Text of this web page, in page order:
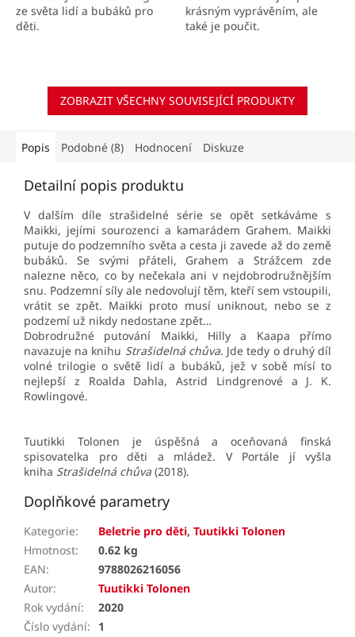
ze světa lidí a bubáků pro
děti.
krásným vyprávěním, ale
také je poučit.
ZOBRAZIT VŠECHNY SOUVISEJÍCÍ PRODUKTY
Popis Podobné (8) Hodnocení Diskuze
Detailní popis produktu
V dalším díle strašidelné série se opět setkáváme s
Maikki, jejími sourozenci a kamarádem Grahem. Maikki
putuje do podzemního světa a cesta ji zavede až do země
bubáků. Se svými přáteli, Grahem a Strážcem zde
nalezne něco, co by nečekala ani v nejdobrodružnějším
snu. Podzemní síly ale nedovolují těm, kteří sem vstoupili,
vrátit se zpět. Maikki proto musí uniknout, nebo se z
podzemí už nikdy nedostane zpět…
Dobrodružné putování Maikki, Hilly a Kaapa přímo
navazuje na knihu Strašidelná chůva. Jde tedy o druhý díl
volné trilogie o světě lidí a bubáků, jež v sobě mísí to
nejlepší z Roalda Dahla, Astrid Lindgrenové a J. K.
Rowlingové.
Tuutikki Tolonen je úspěšná a oceňovaná finská
spisovatelka pro děti a mládež. V Portále jí vyšla
kniha Strašidelná chůva (2018).
Doplňkové parametry
Kategorie: Beletrie pro děti, Tuutikki Tolonen
Hmotnost:
0.62 kg
EAN:
9788026216056
Autor:
Tuutikki Tolonen
Rok vydání:
2020
Číslo vydání:
1